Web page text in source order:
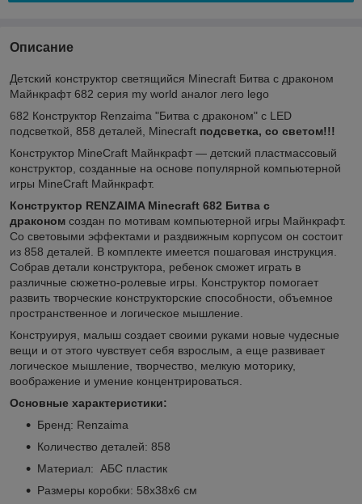
Описание
Детский конструктор светящийся Minecraft Битва с драконом
Майнкрафт 682 серия my world аналог лего lego
682 Конструктор Renzaima "Битва с драконом" с LED
подсветкой, 858 деталей, Minecraft подсветка, со светом!!!
Конструктор MineCraft Майнкрафт ― детский пластмассовый
конструктор, созданные на основе популярной компьютерной
игры MineCraft Майнкрафт.
Конструктор RENZAIMA Minecraft 682 Битва с
драконом создан по мотивам компьютерной игры Майнкрафт.
Со световыми эффектами и раздвижным корпусом он состоит
из 858 деталей. В комплекте имеется пошаговая инструкция.
Собрав детали конструктора, ребенок сможет играть в
различные сюжетно-ролевые игры. Конструктор помогает
развить творческие конструкторские способности, объемное
пространственное и логическое мышление.
Конструируя, малыш создает своими руками новые чудесные
вещи и от этого чувствует себя взрослым, а еще развивает
логическое мышление, творчество, мелкую моторику,
воображение и умение концентрироваться.
Основные характеристики:
Бренд: Renzaima
Количество деталей: 858
Материал: АБС пластик
Размеры коробки: 58х38х6 см